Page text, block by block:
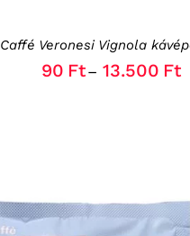
PAGE
Caffé Veronesi Vignola
90 Ft– 13.500 Ft